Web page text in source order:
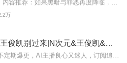
万
免费|TFboys王俊凯别过来|N次元&王俊凯&易烊千玺